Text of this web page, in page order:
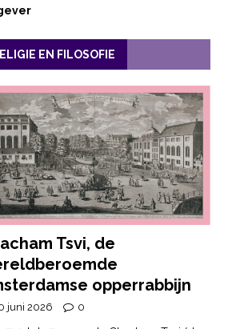
EN FILOSOFIE
Tsvi, de
opperrabbijn
juni 2026 0